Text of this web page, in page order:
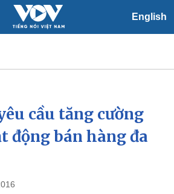
English
Xã hội
Tin 24h
Dự báo thời tiết
cầu tăng cường
động bán hàng đa